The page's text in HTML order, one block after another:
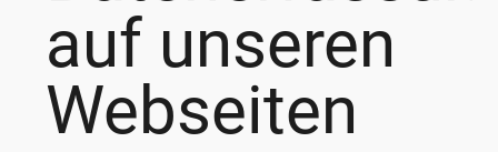
auf unseren
Webseiten